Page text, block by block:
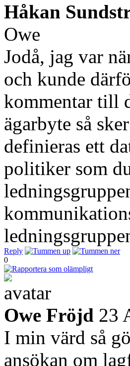
Håkan
Owe
Jodå, jag var
och kunde
kommentar till
ägarbyte så
definieras ett
politiker som
Reply
0
Owe Fröjd 23
I min värd så
ansökan om